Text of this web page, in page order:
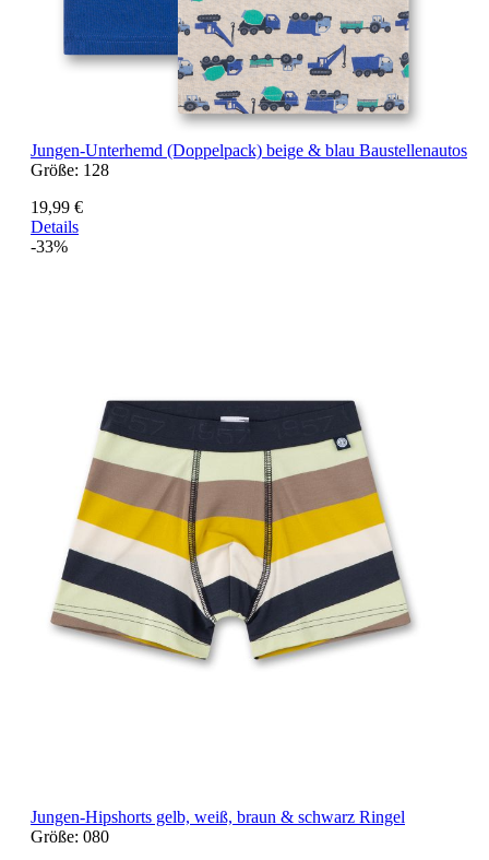
Jungen-Unterhemd (Doppelpack) beige & blau Baustellenautos
Größe: 128
19,99 €
Details
-33%
Jungen-Hipshorts gelb, weiß, braun & schwarz Ringel
Größe: 080